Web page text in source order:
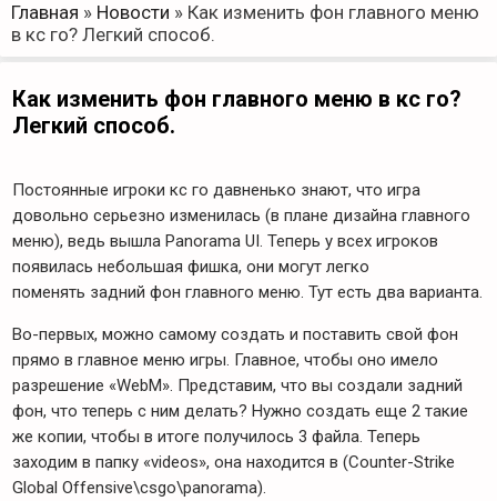
Главная » Новости » Как изменить фон главного меню
в кс го? Легкий способ.
Как изменить фон главного меню в кс го?
Легкий способ.
Постоянные игроки кс го давненько знают, что игра
довольно серьезно изменилась (в плане дизайна главного
меню), ведь вышла Panorama UI. Теперь у всех игроков
появилась небольшая фишка, они могут легко
поменять задний фон главного меню. Тут есть два варианта.
Во-первых, можно самому создать и поставить свой фон
прямо в главное меню игры. Главное, чтобы оно имело
разрешение «WebM». Представим, что вы создали задний
фон, что теперь с ним делать? Нужно создать еще 2 такие
же копии, чтобы в итоге получилось 3 файла. Теперь
заходим в папку «videos», она находится в (Counter-Strike
Global Offensive\csgo\panorama).